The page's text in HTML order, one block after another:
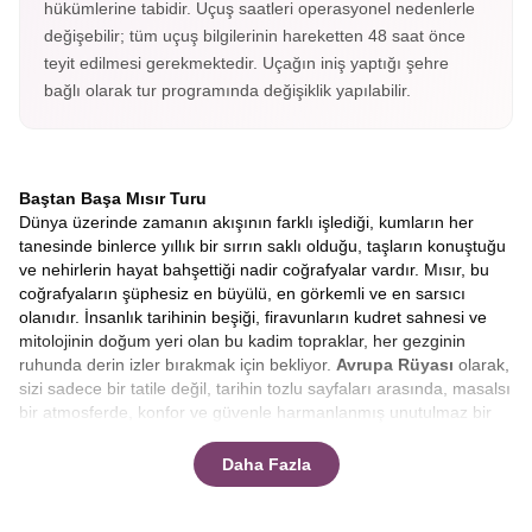
hükümlerine tabidir. Uçuş saatleri operasyonel nedenlerle
değişebilir; tüm uçuş bilgilerinin hareketten 48 saat önce
teyit edilmesi gerekmektedir. Uçağın iniş yaptığı şehre
bağlı olarak tur programında değişiklik yapılabilir.
Baştan Başa Mısır Turu
Dünya üzerinde zamanın akışının farklı işlediği, kumların her
tanesinde binlerce yıllık bir sırrın saklı olduğu, taşların konuştuğu
ve nehirlerin hayat bahşettiği nadir coğrafyalar vardır. Mısır, bu
coğrafyaların şüphesiz en büyülü, en görkemli ve en sarsıcı
olanıdır. İnsanlık tarihinin beşiği, firavunların kudret sahnesi ve
mitolojinin doğum yeri olan bu kadim topraklar, her gezginin
ruhunda derin izler bırakmak için bekliyor. Avrupa Rüyası olarak,
sizi sadece bir tatile değil, tarihin tozlu sayfaları arasında, masalsı
bir atmosferde, konfor ve güvenle harmanlanmış unutulmaz bir
rotamızla, bu eşsiz serüvende yerinizi almaya hazır mısınız?
Bu yolculuk, sadece coğrafi bir yer değiştirme değil, aynı
Daha Fazla